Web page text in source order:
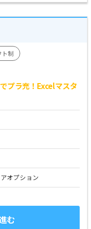
ト制
プラ充！Excelマスタ
オプション
む